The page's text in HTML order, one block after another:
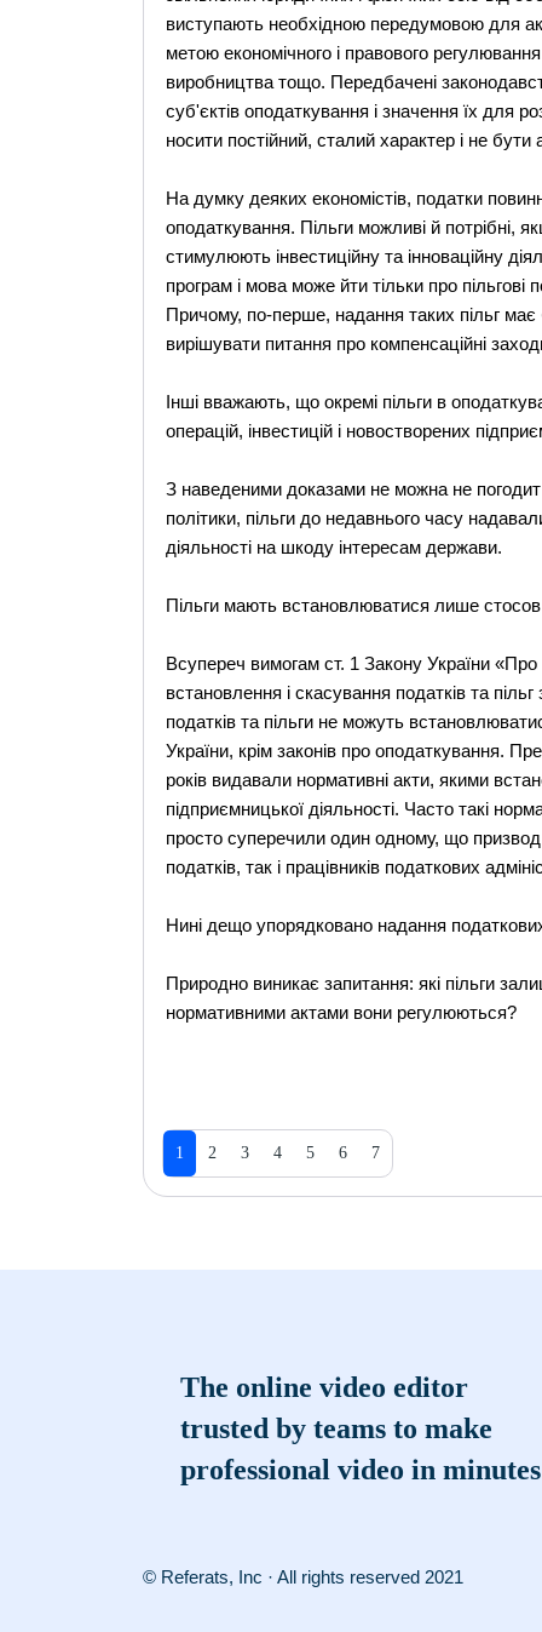
виступають необхідною передумовою для
метою економічного і правового
виробництва тощо. Передбачені
суб'єктів оподаткування і значення їх для
носити постійний, сталий характер і не бути
На думку деяких економістів, податки
оподаткування. Пільги можливі й
стимулюють інвестиційну та інноваційну
програм і мова може йти тільки про пільгові
Причому, по-перше, надання таких пільг
вирішувати питання про компенсаційні
Інші вважають, що окремі пільги в
операцій, інвестицій і новостворених
З наведеними доказами не можна не
політики, пільги до недавнього часу
діяльності на шкоду інтересам держави.
Пільги мають встановлюватися лише
Всупереч вимогам ст. 1 Закону України
встановлення і скасування податків та
податків та пільги не можуть
України, крім законів про оподаткування.
років видавали нормативні акти, якими
підприємницької діяльності. Часто такі
просто суперечили один одному, що
податків, так і працівників податкових
Нині дещо упорядковано надання
Природно виникає запитання: які пільги
нормативними актами вони регулюються?
1 2 3 4 5 6 7
The online video editor
trusted by teams to make
professional video in minutes
© Referats, Inc · All rights reserved 2021